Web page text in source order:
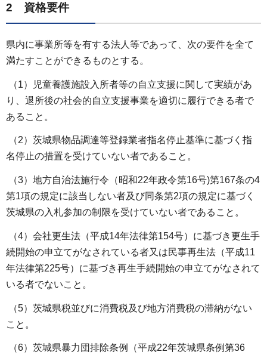
2 資格要件
県内に事業所等を有する法人等であって、次の要件を全て
満たすことができるものとする。
（1）児童養護施設入所者等の自立支援に関して実績があ
り、退所後の社会的自立支援事業を適切に履行できる者で
あること。
（2）茨城県物品調達等登録業者指名停止基準に基づく指
名停止の措置を受けていない者であること。
（3）地方自治法施行令（昭和22年政令第16号)第167条の4
第1項の規定に該当しない者及び同条第2項の規定に基づく
茨城県の入札参加の制限を受けていない者であること。
（4）会社更生法（平成14年法律第154号）に基づき更生手
続開始の申立てがなされている者又は民事再生法（平成11
年法律第225号）に基づき再生手続開始の申立てがなされて
いる者でないこと。
（5）茨城県税並びに消費税及び地方消費税の滞納がない
こと。
（6）茨城県暴力団排除条例（平成22年茨城県条例第36